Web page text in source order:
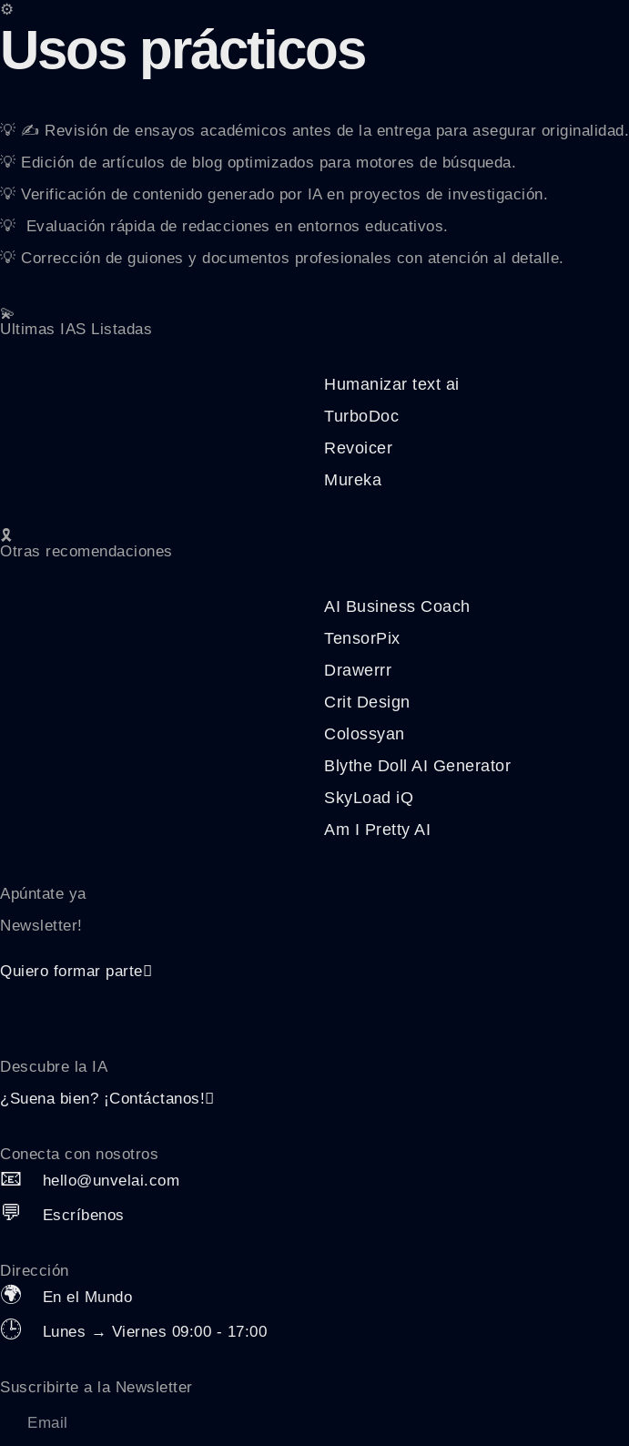
⚙️
Usos prácticos
💡 ✍️ Revisión de ensayos académicos antes de la entrega para asegurar originalidad.
💡 Edición de artículos de blog optimizados para motores de búsqueda.
💡 Verificación de contenido generado por IA en proyectos de investigación.
💡 ‍ Evaluación rápida de redacciones en entornos educativos.
💡 Corrección de guiones y documentos profesionales con atención al detalle.
💫
Ultimas IAS Listadas
Humanizar text ai
TurboDoc
Revoicer
Mureka
🎗️
Otras recomendaciones
AI Business Coach
TensorPix
Drawerrr
Crit Design
Colossyan
Blythe Doll AI Generator
SkyLoad iQ
Am I Pretty AI
Apúntate ya
Newsletter!
Quiero formar parte
Descubre la IA
¿Suena bien? ¡Contáctanos!
Conecta con nosotros
📧 hello@unvelai.com
💬 Escríbenos
Dirección
🌍 En el Mundo
🕒 Lunes → Viernes 09:00 - 17:00
Suscribirte a la Newsletter